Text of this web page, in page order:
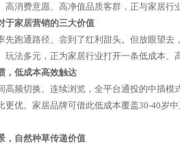
高消费意愿、高净值品质客群，正与家居行
于家居营销的三大价值
先跑通路径、尝到了红利甜头。但放眼望去
玩法多元，正为家居行业打开一条低成本、
，低成本高效触达
高频切换、连续浏览，全平台通投的中插模
更优。家居品牌可借此低成本覆盖30-40岁
，自然种草传递价值